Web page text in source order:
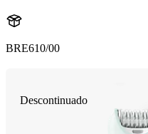
BRE610/00
Descontinuado